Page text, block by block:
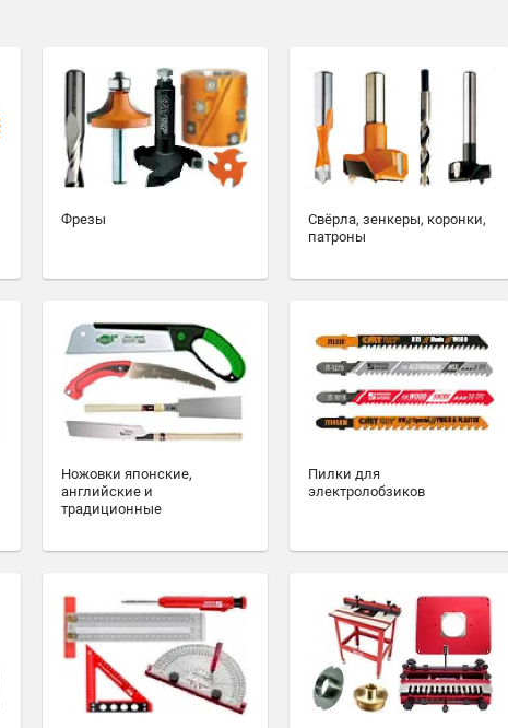
Фрезы
Свёрла, зенкеры, коронки,
патроны
Ножовки японские,
английские и
традиционные
Пилки для
электролобзиков